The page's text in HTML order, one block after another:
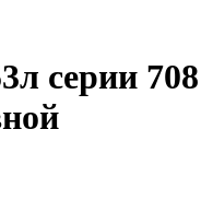
серии 708